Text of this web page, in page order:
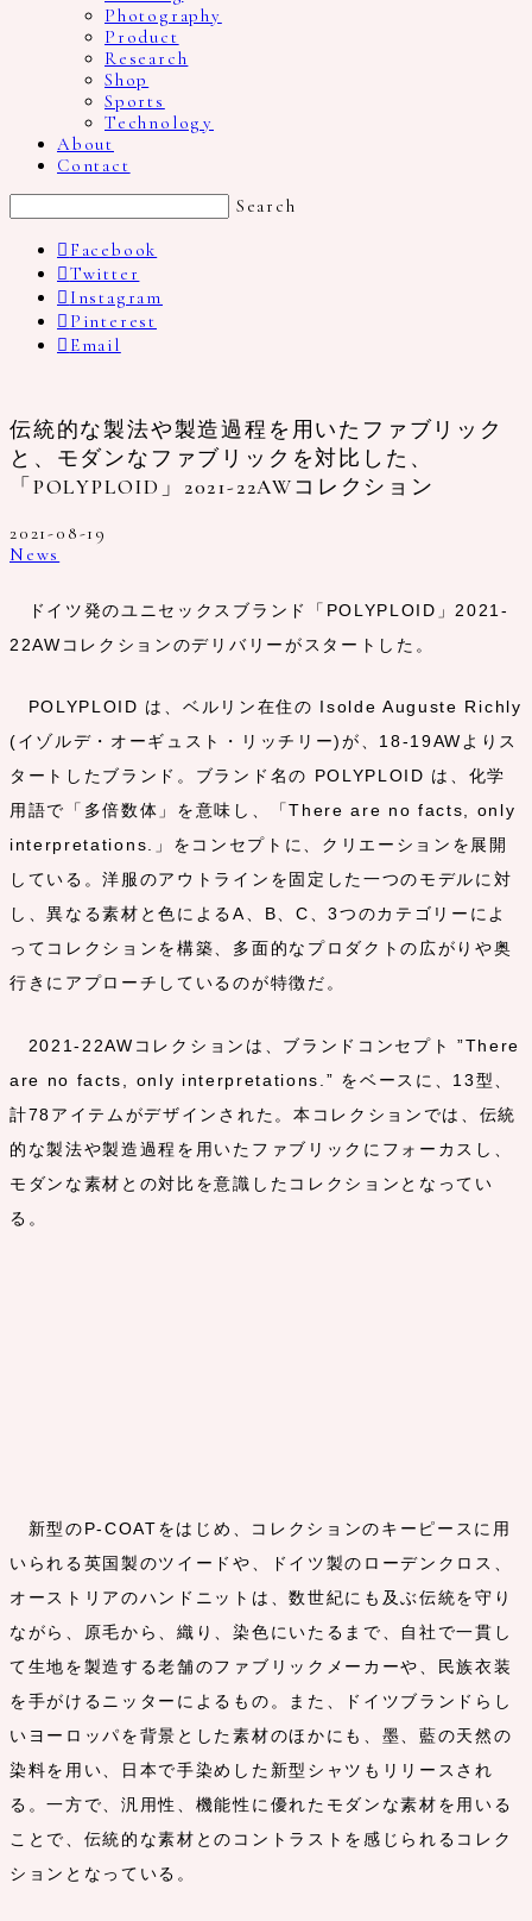
Photography
Product
Research
Shop
Sports
Technology
About
Contact
Search
Facebook
Twitter
Instagram
Pinterest
Email
伝統的な製法や製造過程を用いたファブリック
と、モダンなファブリックを対比した、
「POLYPLOID」2021-22AWコレクション
2021-08-19
News
ドイツ発のユニセックスブランド「POLYPLOID」2021-
22AWコレクションのデリバリーがスタートした。
POLYPLOID は、ベルリン在住の Isolde Auguste Richly
(イゾルデ・オーギュスト・リッチリー)が、18-19AWよりス
タートしたブランド。ブランド名の POLYPLOID は、化学
用語で「多倍数体」を意味し、「There are no facts, only
interpretations.」をコンセプトに、クリエーションを展開
している。洋服のアウトラインを固定した一つのモデルに対
し、異なる素材と色によるA、B、C、3つのカテゴリーによ
ってコレクションを構築、多面的なプロダクトの広がりや奥
行きにアプローチしているのが特徴だ。
2021-22AWコレクションは、ブランドコンセプト ”There
are no facts, only interpretations.” をベースに、13型、
計78アイテムがデザインされた。本コレクションでは、伝統
的な製法や製造過程を用いたファブリックにフォーカスし、
モダンな素材との対比を意識したコレクションとなってい
る。
新型のP-COATをはじめ、コレクションのキーピースに用
いられる英国製のツイードや、ドイツ製のローデンクロス、
オーストリアのハンドニットは、数世紀にも及ぶ伝統を守り
ながら、原毛から、織り、染色にいたるまで、自社で一貫し
て生地を製造する老舗のファブリックメーカーや、民族衣装
を手がけるニッターによるもの。また、ドイツブランドらし
いヨーロッパを背景とした素材のほかにも、墨、藍の天然の
染料を用い、日本で手染めした新型シャツもリリースされ
る。一方で、汎用性、機能性に優れたモダンな素材を用いる
ことで、伝統的な素材とのコントラストを感じられるコレク
ションとなっている。